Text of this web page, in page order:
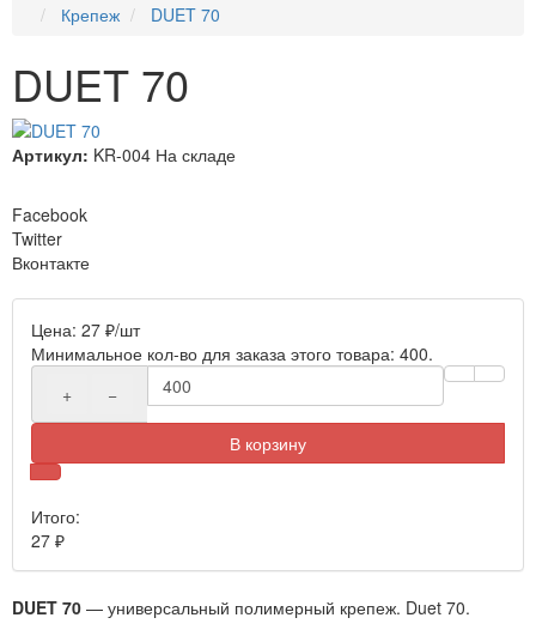
Крепеж
DUET 70
DUET 70
Артикул: KR-004 На складе
Facebook
Twitter
Вконтакте
Цена: 27 ₽/шт
Минимальное кол-во для заказа этого товара: 400.
+
−
В корзину
Итого:
27 ₽
DUET 70 — универсальный полимерный крепеж. Duet 70.